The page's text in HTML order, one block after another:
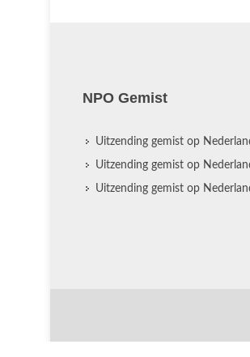
NPO Gemist
Uitzending gemist op
Uitzending gemist op
Uitzending gemist op